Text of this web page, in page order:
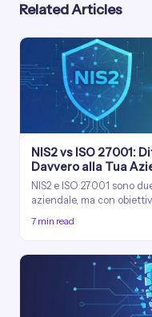
Related Articles
NIS2 vs ISO 27001:
Davvero alla Tua
NIS2 e ISO 27001 sono
aziendale, ma con
7 min read